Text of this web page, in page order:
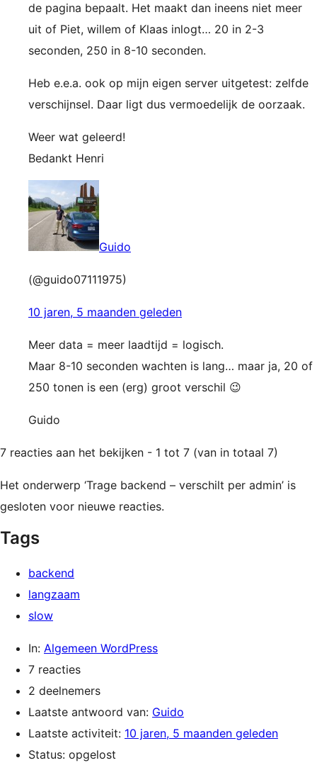
de pagina bepaalt. Het maakt dan ineens niet meer
uit of Piet, willem of Klaas inlogt… 20 in 2-3
seconden, 250 in 8-10 seconden.
Heb e.e.a. ook op mijn eigen server uitgetest: zelfde
verschijnsel. Daar ligt dus vermoedelijk de oorzaak.
Weer wat geleerd!
Bedankt Henri
Guido
(@guido07111975)
10 jaren, 5 maanden geleden
Meer data = meer laadtijd = logisch.
Maar 8-10 seconden wachten is lang… maar ja, 20 of
250 tonen is een (erg) groot verschil 😉
Guido
7 reacties aan het bekijken - 1 tot 7 (van in totaal 7)
Het onderwerp ‘Trage backend – verschilt per admin’ is
gesloten voor nieuwe reacties.
Tags
backend
langzaam
slow
In: Algemeen WordPress
7 reacties
2 deelnemers
Laatste antwoord van: Guido
Laatste activiteit: 10 jaren, 5 maanden geleden
Status: opgelost